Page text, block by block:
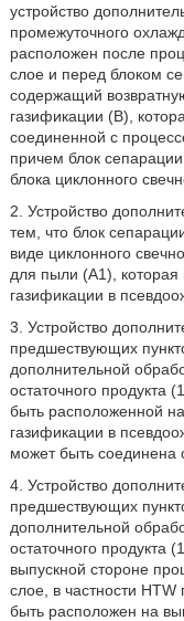
устройство
промежуточного
расположен после
слое и перед блоком
содержащий
газификации (В),
соединенной с
причем блок
блока циклонного
2. Устройство
тем, что блок
виде циклонного
для пыли (А1),
газификации в
3. Устройство
предшествующих
дополнительной
остаточного продукта
быть расположенной
газификации в
может быть соединена
4. Устройство
предшествующих
дополнительной
остаточного продукта
выпускной стороне
слое, в частности HTW
быть расположен на